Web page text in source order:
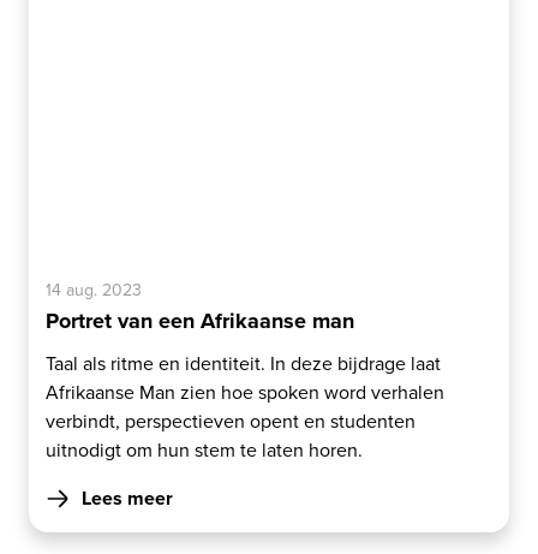
14 aug. 2023
Portret van een Afrikaanse man
Taal als ritme en identiteit. In deze bijdrage laat
Afrikaanse Man zien hoe spoken word verhalen
verbindt, perspectieven opent en studenten
uitnodigt om hun stem te laten horen.
Lees meer